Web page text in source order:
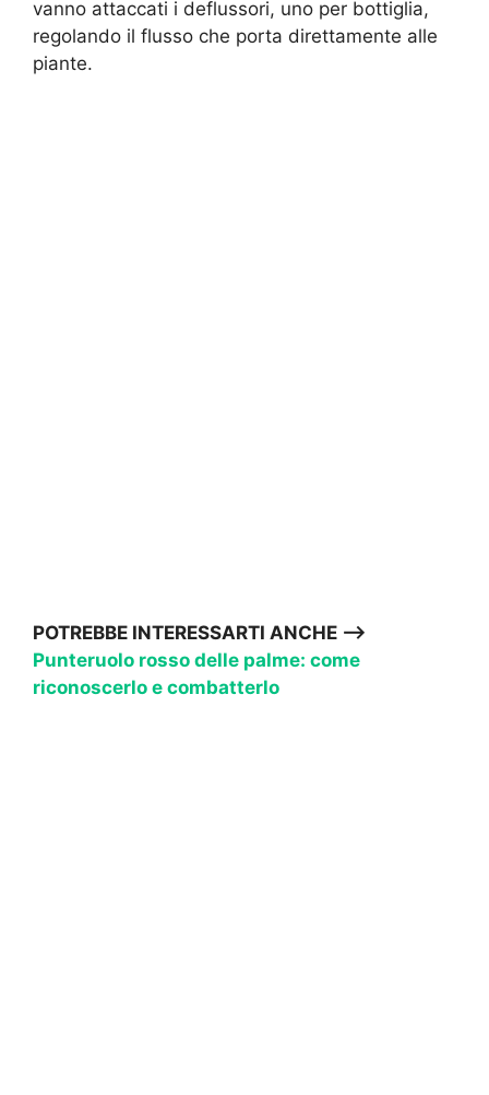
vanno attaccati i deflussori, uno per bottiglia,
regolando il flusso che porta direttamente alle
piante.
POTREBBE INTERESSARTI ANCHE –>
Punteruolo rosso delle palme: come
riconoscerlo e combatterlo